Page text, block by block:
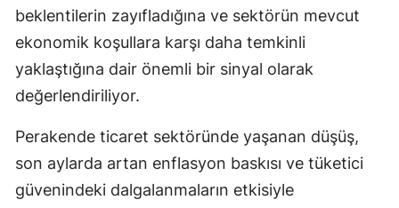
Malatya
Mardin
Muğla
Muş
beklentilerin zayıfladığına ve sektörün mevcut
ekonomik koşullara karşı daha temkinli
yaklaştığına dair önemli bir sinyal olarak
değerlendiriliyor.
Perakende ticaret sektöründe yaşanan düşüş,
son aylarda artan enflasyon baskısı ve tüketici
güvenindeki dalgalanmaların etkisiyle